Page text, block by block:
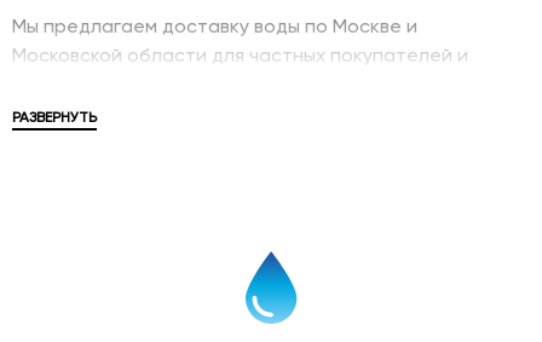
Мы предлагаем доставку воды по Москве и
Московской области для частных покупателей и
представлены популярные бренды, различные объемы
Питьевая вода в бутылках является удобным и
современным решением для обеспечения
РАЗВЕРНУТЬ